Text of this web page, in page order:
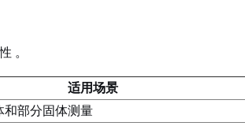
。
适用场景
和部分固体测量